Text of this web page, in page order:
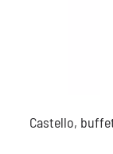
Castello,